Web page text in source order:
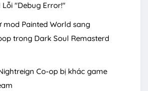
Lỗi "Debug Error!"
mod Painted World sang
trong Dark Soul Remasterd
Co-op bị khác game